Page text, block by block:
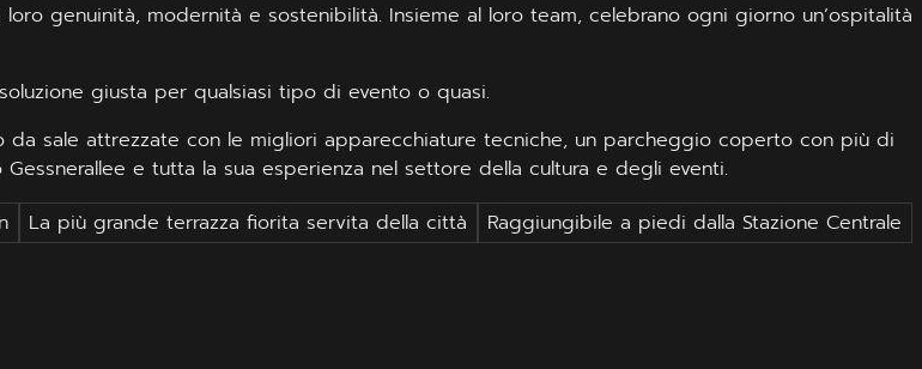
genuinità, modernità e sostenibilità. Insieme al loro team, celebrano ogni giorno un’ospitalità
giusta per qualsiasi tipo di evento o quasi.
sale attrezzate con le migliori apparecchiature tecniche, un parcheggio coperto con più di
e tutta la sua esperienza nel settore della cultura e degli eventi.
La più grande terrazza fiorita servita della città Raggiungibile a piedi dalla Stazione Centrale